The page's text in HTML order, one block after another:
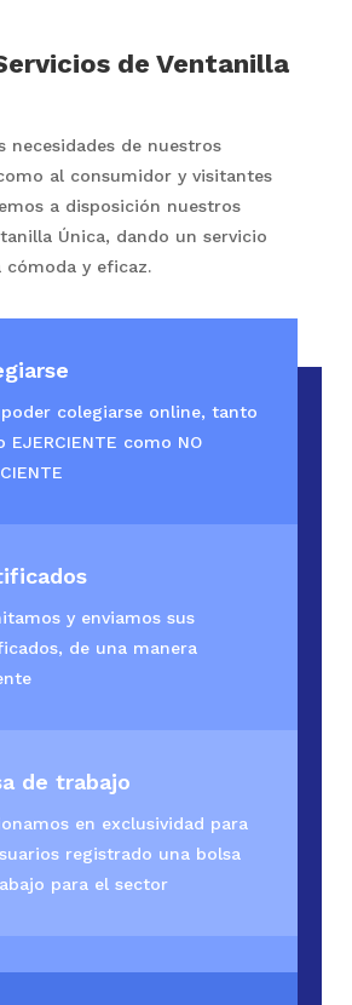
de Ventanilla
necesidades de nuestros
al consumidor y visitantes
a disposición nuestros
Única, dando un servicio
y eficaz.
poder colegiarse online, tanto
EJERCIENTE como NO
y enviamos sus
de una manera
de trabajo
en exclusividad para
registrado una bolsa
para el sector